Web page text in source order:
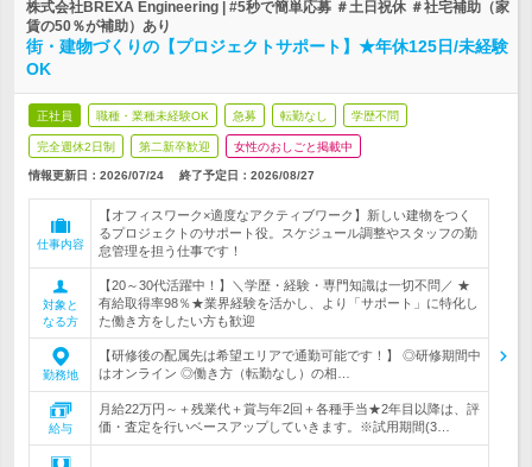
株式会社BREXA Engineering | #5秒で簡単応募 ＃土日祝休 ＃社宅補助（家
賃の50％が補助）あり
街・建物づくりの【プロジェクトサポート】★年休125日/未経験
OK
正社員 職種・業種未経験OK 急募 転勤なし 学歴不問
完全週休2日制 第二新卒歓迎 女性のおしごと掲載中
情報更新日：2026/07/24 終了予定日： 2026/08/27
仕事内容
【オフィスワーク×適度なアクティブワーク】新しい建物をつく
るプロジェクトのサポート役。スケジュール調整やスタッフの勤
怠管理を担う仕事です！
対象と
なる方
【20～30代活躍中！】＼学歴・経験・専門知識は一切不問／ ★
有給取得率98％★業界経験を活かし、より「サポート」に特化し
た働き方をしたい方も歓迎
勤務地
【研修後の配属先は希望エリアで通勤可能です！】 ◎研修期間中
はオンライン ◎働き方（転勤なし）の相…
給与
月給22万円～＋残業代＋賞与年2回＋各種手当★2年目以降は、評
価・査定を行いベースアップしていきます。※試用期間(3…